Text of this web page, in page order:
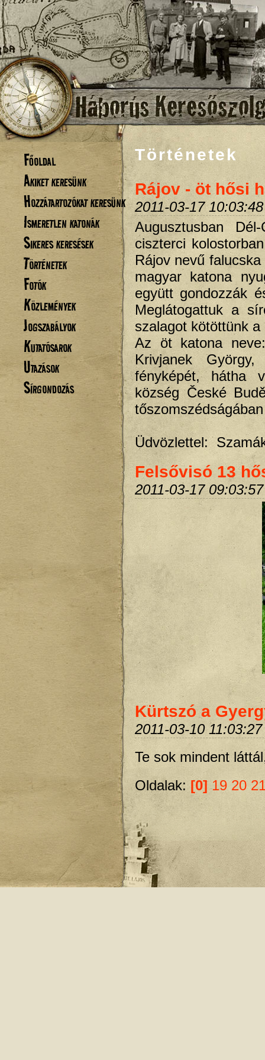
Főoldal
Akiket keresünk
Hozzátartozókat keresünk
Ismeretlen katonák
Sikeres keresések
Történetek
Fotók
Közlemények
Jogszabályok
Kutatósarok
Utazások
Sírgondozás
Történetek
Rájov - öt hősi
2011-03-17 10:03:48
Augusztusban
ciszterci
Rájov nevű
magyar katona
együtt gondozzák
Meglátogattuk a
szalagot kötöttünk
Az öt katona
Krivjanek
fényképét, hátha
község České
Üdvözlettel:
Felsővisó 13
2011-03-17 09:03:57
Kürtszó a
2011-03-10 11:03:27
Te sok mindent
Oldalak: [0] 19 20